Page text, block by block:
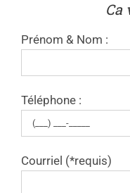
Ca
Prénom & Nom :
Téléphone :
Courriel (*requis)